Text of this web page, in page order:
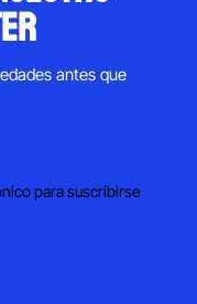
antes que
para suscribirse